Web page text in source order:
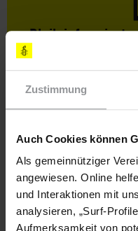
Zustimmung
Auch Cookies können
Als gemeinnütziger
angewiesen. Online
und Interaktionen mit
analysieren, „Surf-
Aufmerksamkeit von
Bleib informiert
Header
Text
Abonniere den
für die
Nachname
E-
Mail